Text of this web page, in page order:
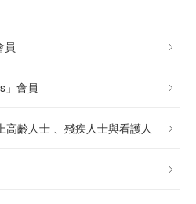
員
」會員
高齡人士 、殘疾人士與看護人